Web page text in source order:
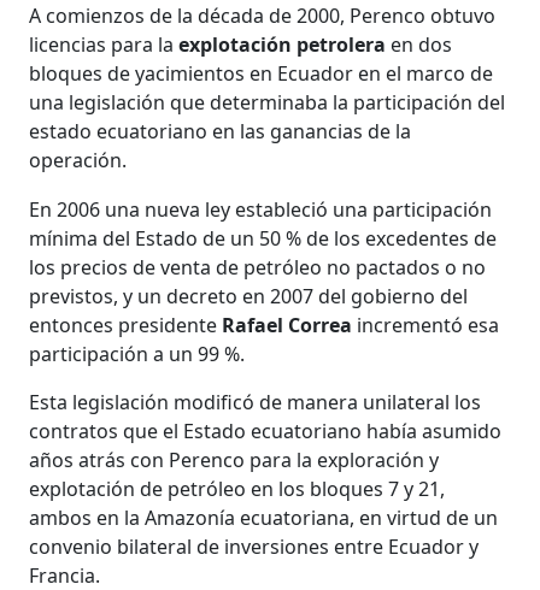
A comienzos de la década de 2000, Perenco obtuvo
licencias para laexplotación petrolera en dos
bloques de yacimientos en Ecuador en el marco de
una legislación que determinaba la participación del
estado ecuatoriano en las ganancias de la
operación.
En 2006 una nueva ley estableció una participación
mínima del Estado de un 50 % de los excedentes de
los precios de venta de petróleo no pactados o no
previstos, y un decreto en 2007 del gobierno del
entonces presidente Rafael Correa incrementó esa
participación a un 99 %.
Esta legislación modificó de manera unilateral los
contratos que el Estado ecuatoriano había asumido
años atrás con Perenco para la exploración y
explotación de petróleo en los bloques 7 y 21,
ambos en la Amazonía ecuatoriana, en virtud de un
convenio bilateral de inversiones entre Ecuador y
Francia.